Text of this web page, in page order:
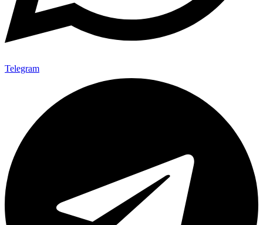
Telegram